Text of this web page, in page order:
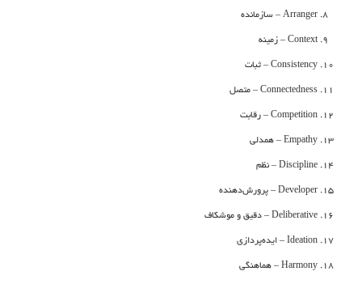
Arranger – سازمانده
Context – زمینه
Consistency – ثبات
Connectedness – متصل‌
Competition – رقابت
Empathy – همدلی
Discipline – نظم
Developer – پرورش‌دهنده
Deliberative – دقیق و موشکاف
Ideation – ایده‌پردازی
Harmony – هماهنگی